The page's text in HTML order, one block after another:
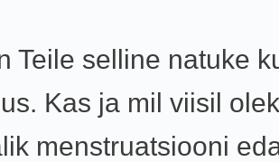
Teile selline natuke
Kas ja mil viisil
menstruatsiooni